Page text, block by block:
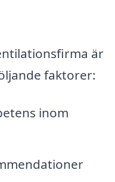
är
faktorer:
inom